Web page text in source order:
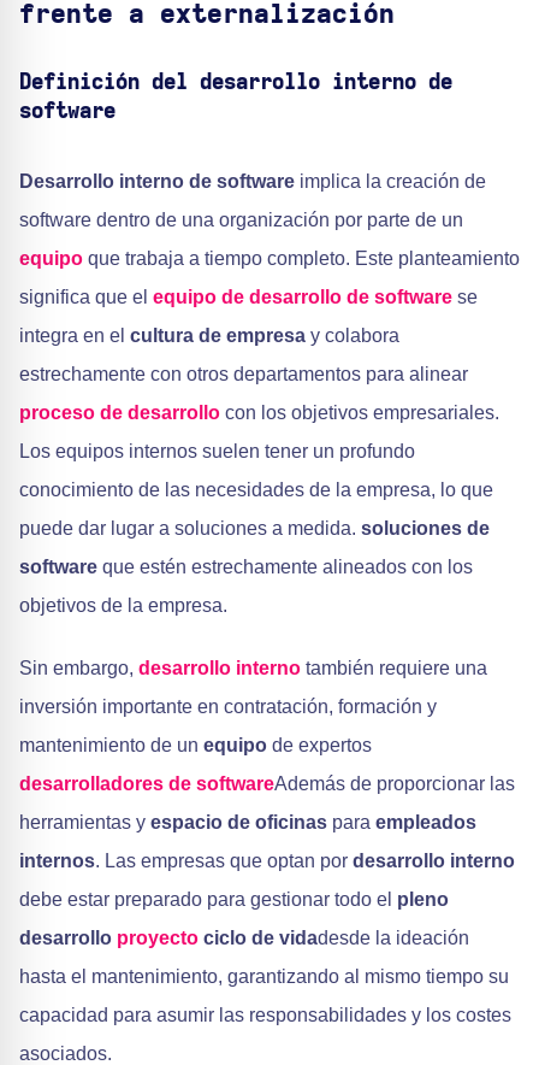
frente a externalización
Definición del desarrollo interno de
software
Desarrollo interno de software implica la creación de
software dentro de una organización por parte de un
equipo que trabaja a tiempo completo. Este planteamiento
significa que el equipo de desarrollo de software se
integra en el cultura de empresa y colabora
estrechamente con otros departamentos para alinear
proceso de desarrollo con los objetivos empresariales.
Los equipos internos suelen tener un profundo
conocimiento de las necesidades de la empresa, lo que
puede dar lugar a soluciones a medida. soluciones de
software que estén estrechamente alineados con los
objetivos de la empresa.
Sin embargo, desarrollo interno también requiere una
inversión importante en contratación, formación y
mantenimiento de un equipo de expertos
desarrolladores de softwareAdemás de proporcionar las
herramientas y espacio de oficinas para empleados
internos. Las empresas que optan por desarrollo interno
debe estar preparado para gestionar todo el pleno
desarrollo proyecto ciclo de vidadesde la ideación
hasta el mantenimiento, garantizando al mismo tiempo su
capacidad para asumir las responsabilidades y los costes
asociados.